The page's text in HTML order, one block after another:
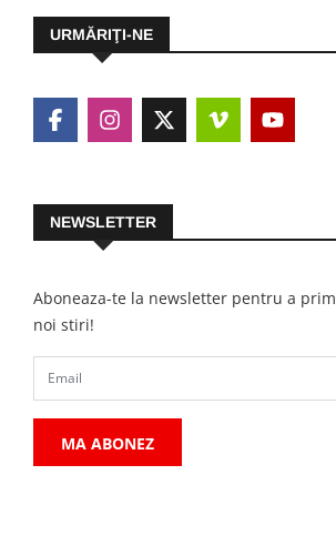
URMĂRIŢI-NE
NEWSLETTER
Aboneaza-te la newsletter pentru a
noi stiri!
MA ABONEZ